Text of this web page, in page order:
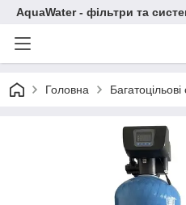
AquaWater - фільтри та
Головна